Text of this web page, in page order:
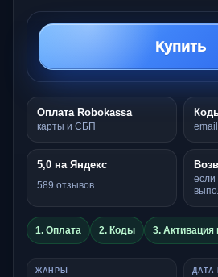
Купить
Оплата Robokassa
карты и СБП
5,0 на Яндекс
589 отзывов
если
1. Оплата 2. Коды 3. Активация
ЖАНРЫ ДАТА